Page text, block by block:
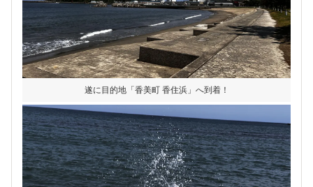
遂に目的地「香美町 香住浜」へ到着！